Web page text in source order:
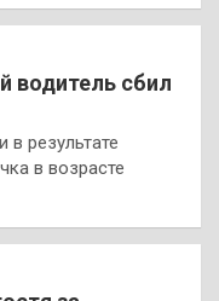
водитель сбил
результате
в возрасте